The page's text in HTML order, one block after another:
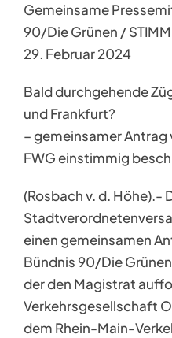
Gemeinsame
90/Die Grünen /
29. Februar 2024
Bald durchgehende
und Frankfurt?
– gemeinsamer
FWG einstimmig
(Rosbach v. d. Höhe).-
einen gemeinsamen
Bündnis 90/Die
der den Magistrat
Verkehrsgesellschaft
dem Rhein-Main-